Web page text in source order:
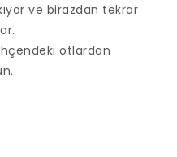
ve birazdan tekrar
otlardan